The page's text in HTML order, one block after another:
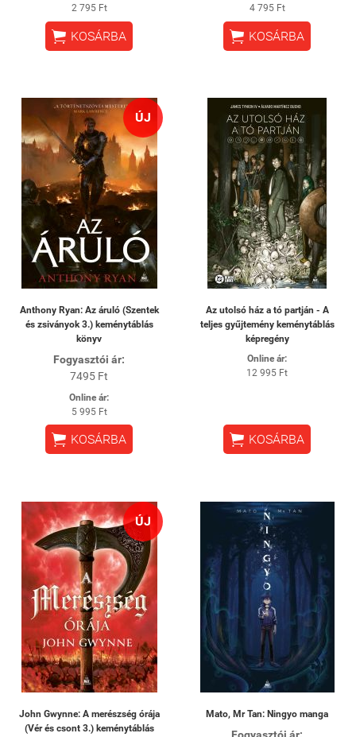
2 795 Ft
 KOSÁRBA
4 795 Ft
 KOSÁRBA
ÚJ
Anthony Ryan: Az áruló (Szentek
és zsiványok 3.) keménytáblás
könyv
Fogyasztói ár:
7495 Ft
Online ár:
5 995 Ft
 KOSÁRBA
Az utolsó ház a tó partján - A
teljes gyűjtemény keménytáblás
képregény
Online ár:
12 995 Ft
 KOSÁRBA
ÚJ
John Gwynne: A merészség órája
(Vér és csont 3.) keménytáblás
Mato, Mr Tan: Ningyo manga